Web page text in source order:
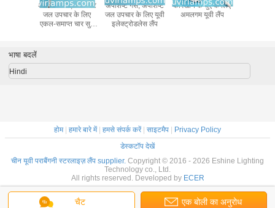
अपशिष्ट गैस, अपशिष्ट
जल उपचार के लिए
एकल-समाप्त चार सुई
अपशिष्ट गैस, अपशिष्ट
जल उपचार के लिए यूवी
इलेक्ट्रोडलेस लैंप
कारखाने के धुएं के लिए
अमलगम यूवी लैंप
चैट एक बोली का अनुरोध
भाषा बदलें
Hindi
होम| हमारे बारे में| हमसे संपर्क करें| साइटमैप | Privacy Policy
डेस्कटॉप देखें
चीन यूवी पराबैंगनी स्टरलाइज़ लैंप supplier. Copyright © 2016 - 2026 Eshine Lighting
Technology co., Ltd.
All rights reserved. Developed by ECER